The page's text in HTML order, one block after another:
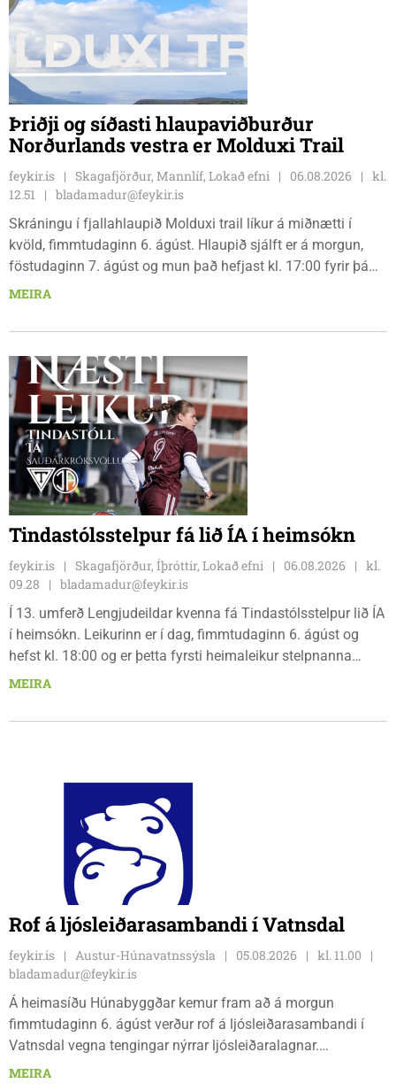
Þriðji og síðasti hlaupaviðburður
Norðurlands vestra er Molduxi Trail
feykir.is Skagafjörður, Mannlíf, Lokað efni 06.08.2026
kl.
12.51
bladamadur@feykir.is
Skráningu í fjallahlaupið Molduxi trail líkur á miðnætti í
kvöld, fimmtudaginn 6. ágúst. Hlaupið sjálft er á morgun,
föstudaginn 7. ágúst og mun það hefjast kl. 17:00 fyrir þá
keppendur sem ætla sér 20 km em kl. 18:00 fyrir 12 km
fjölbrautaskólans en þar er líka komið í mark þannig
styðja hlauparana áfram.
MEIRA
Tindastólsstelpur fá lið ÍA í heimsókn
feykir.is Skagafjörður, Íþróttir, Lokað efni 06.08.2026
kl.
09.28
bladamadur@feykir.is
Í 13. umferð Lengjudeildar kvenna fá Tindastólsstelpur lið ÍA
í heimsókn. Leikurinn er í dag, fimmtudaginn 6. ágúst og
hefst kl. 18:00 og er þetta fyrsti heimaleikur stelpnanna
síðan 18. júlí. Spáin fyrir leikinn er fín, lítil háttar rigning og
veðri og skella sér á völlinn.
MEIRA
Rof á ljósleiðarasambandi í Vatnsdal
feykir.is Austur-Húnavatnssýsla 05.08.2026
kl. 11.00
bladamadur@feykir.is
Á heimasíðu Húnabyggðar kemur fram að á morgun
fimmtudaginn 6. ágúst verður rof á ljósleiðarasambandi í
Vatnsdal vegna tengingar nýrrar ljósleiðaralagnar.
Ljósleiðarasambandið verður rofið á morgun fimmtudag
MEIRA